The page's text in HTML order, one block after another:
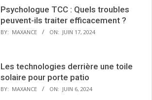
Psychologue TCC : Quels troubles
peuvent-ils traiter efficacement ?
BY: MAXANCE ON: JUIN 17, 2024
Les technologies derrière une toile
solaire pour porte patio
BY: MAXANCE ON: JUIN 6, 2024